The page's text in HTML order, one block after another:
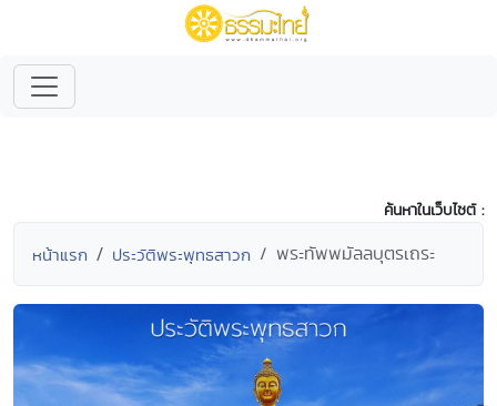
ค้นหาในเว็บไซต์ :
หน้าแรก ประวัติพระพุทธสาวก พระทัพพมัลลบุตรเถระ